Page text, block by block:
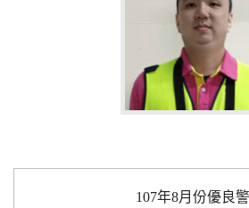
107年8月份優良